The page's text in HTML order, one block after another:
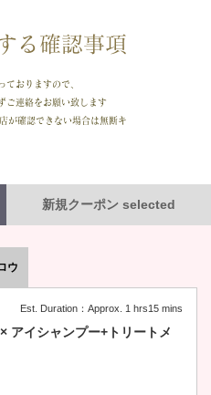
新規クーポン selected
ウ
Est. Duration：Approx. 1 hrs15 mins
アイシャンプー+トリートメ